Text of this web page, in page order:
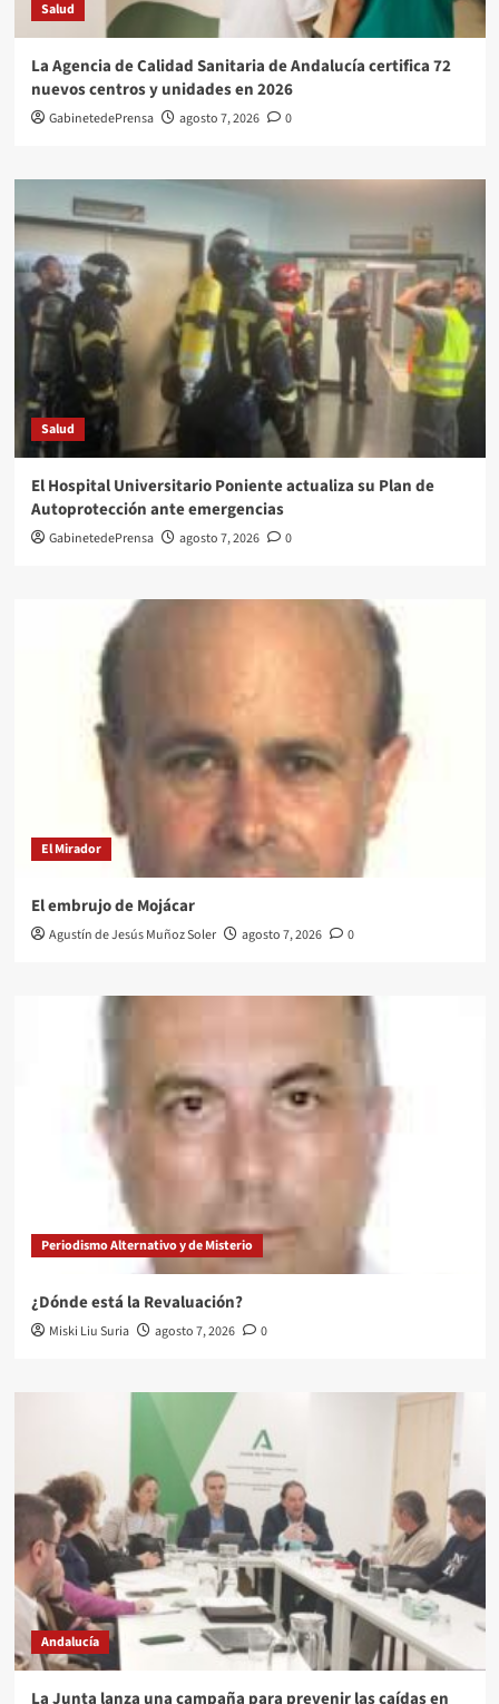
Salud
La Agencia de Calidad Sanitaria de Andalucía certifica 72
nuevos centros y unidades en 2026
GabinetedePrensa agosto 7, 2026 0
Salud
El Hospital Universitario Poniente actualiza su Plan de
Autoprotección ante emergencias
GabinetedePrensa agosto 7, 2026 0
El Mirador
El embrujo de Mojácar
Agustín de Jesús Muñoz Soler agosto 7, 2026 0
Periodismo Alternativo y de Misterio
¿Dónde está la Revaluación?
Miski Liu Suria agosto 7, 2026 0
Andalucía
La Junta lanza una campaña para prevenir las caídas en